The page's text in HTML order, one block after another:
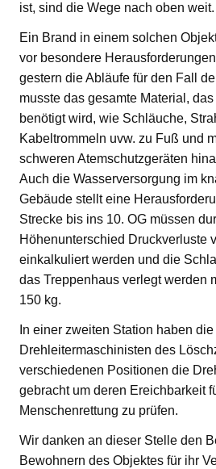
ist, sind die Wege nach oben weit.
Ein Brand in einem solchen
vor besondere
gestern die Abläufe für den Fall
musste das gesamte Material,
benötigt wird, wie Schläuche,
Kabeltrommeln uvw. zu Fuß und
schweren Atemschutzgeräten
Auch die Wasserversorgung im
Gebäude stellt eine
Strecke bis ins 10. OG müssen
Höhenunterschied Druckverluste
einkalkuliert werden und die
das Treppenhaus verlegt werden
150 kg.
In einer zweiten Station haben die
Drehleitermaschinisten des
verschiedenen Positionen die
gebracht um deren Ereichbarkeit
Menschenrettung zu prüfen.
Wir danken an dieser Stelle den
Bewohnern des Objektes für ihr